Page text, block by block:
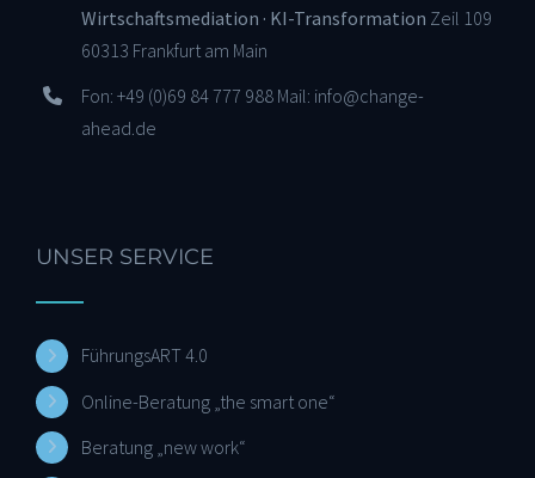
Wirtschaftsmediation · KI-Transformation Zeil 109
60313 Frankfurt am Main
Fon: +49 (0)69 84 777 988 Mail: info@change-
ahead.de
UNSER SERVICE
FührungsART 4.0
Online-Beratung „the smart one“
Beratung „new work“